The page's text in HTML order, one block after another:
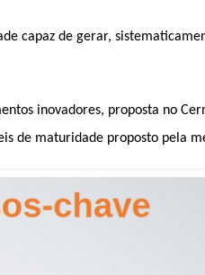
capaz de gerar,
inovadores, proposta no
de maturidade proposto pela